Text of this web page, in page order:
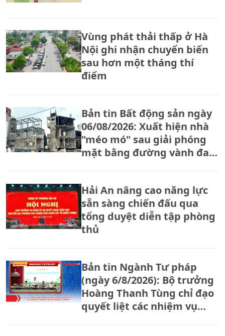
Vùng phát thải thấp ở Hà
Nội ghi nhận chuyển biến
sau hơn một tháng thí
điểm
Bản tin Bất động sản ngày
06/08/2026: Xuất hiện nhà
"méo mó" sau giải phóng
mặt bằng đường vành đai
Hải An nâng cao năng lực
sẵn sàng chiến đấu qua
tổng duyệt diễn tập phòng
thủ
Bản tin Ngành Tư pháp
(ngày 6/8/2026): Bộ trưởng
Hoàng Thanh Tùng chỉ đạo
quyết liệt các nhiệm vụ